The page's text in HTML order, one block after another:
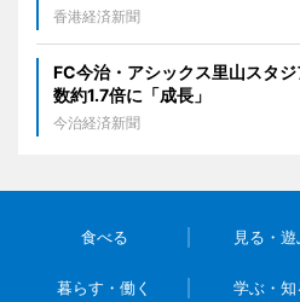
香港経済新聞
FC今治・アシックス里山スタ
数約1.7倍に「成長」
今治経済新聞
食べる 見る・遊
暮らす・働く 学ぶ・知